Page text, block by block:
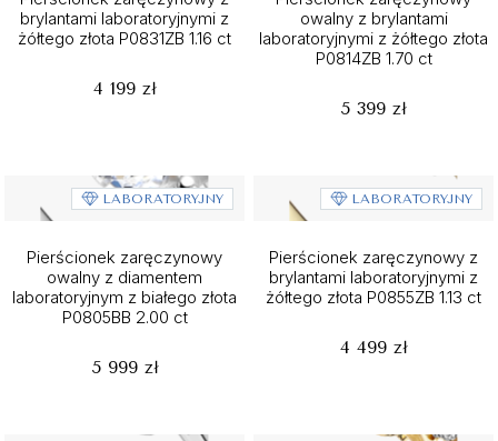
brylantami laboratoryjnymi z
żółtego złota P0831ZB 1.16 ct
4 199 zł
owalny z brylantami
laboratoryjnymi z żółtego złota
P0814ZB 1.70 ct
5 399 zł
LABORATORYJNY
Pierścionek zaręczynowy
owalny z diamentem
laboratoryjnym z białego złota
P0805BB 2.00 ct
5 999 zł
LABORATORYJNY
Pierścionek zaręczynowy z
brylantami laboratoryjnymi z
żółtego złota P0855ZB 1.13 ct
4 499 zł